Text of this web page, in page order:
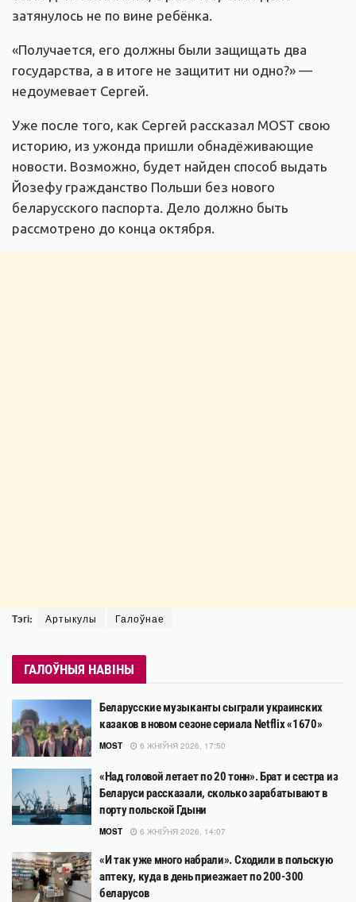
затянулось не по вине ребёнка.
«Получается, его должны были защищать два
государства, а в итоге не защитит ни одно?» —
недоумевает Сергей.
Уже после того, как Сергей рассказал MOST свою
историю, из ужонда пришли обнадёживающие
новости. Возможно, будет найден способ выдать
Йозефу гражданство Польши без нового
беларусского паспорта. Дело должно быть
рассмотрено до конца октября.
Тэгі: Артыкулы Галоўнае
ГАЛОЎНЫЯ НАВІНЫ
Беларусские музыканты сыграли украинских
казаков в новом сезоне сериала Netflix «1670»
MOST 6 ЖНІЎНЯ 2026, 17:50
«Над головой летает по 20 тонн». Брат и сестра из
Беларуси рассказали, сколько зарабатывают в
порту польской Гдыни
MOST 6 ЖНІЎНЯ 2026, 14:07
«И так уже много набрали». Сходили в польскую
аптеку, куда в день приезжает по 200-300
беларусов